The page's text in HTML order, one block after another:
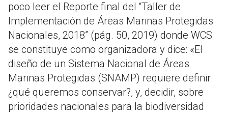
poco leer el Reporte final del “Taller de
Implementación de Áreas Marinas Protegidas
Nacionales, 2018” (pág. 50, 2019) donde WCS
se constituye como organizadora y dice: «El
diseño de un Sistema Nacional de Áreas
Marinas Protegidas (SNAMP) requiere definir
¿qué queremos conservar?, y, decidir, sobre
prioridades nacionales para la biodiversidad